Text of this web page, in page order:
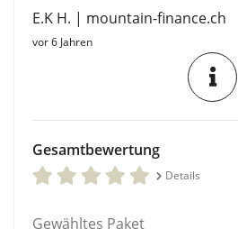
E.K H. | mountain-finance.ch
vor 6 Jahren
Gesamtbewertung
Details
Gewähltes Paket